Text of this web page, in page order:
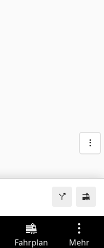
Fahrplan Mehr